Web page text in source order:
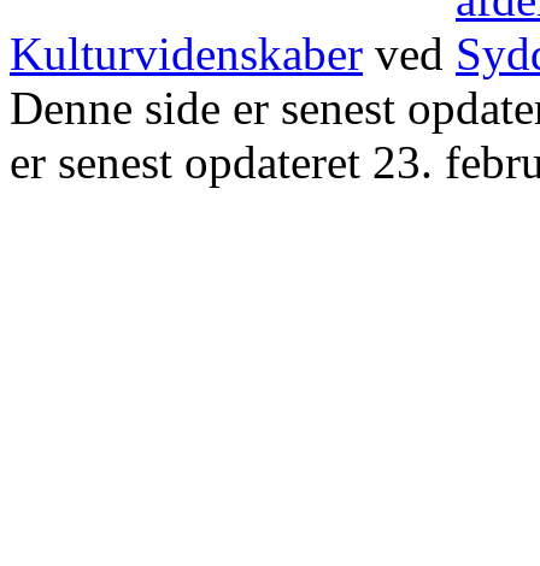
Kulturvidenskaber ved
Denne side er senest
er senest opdateret 23.